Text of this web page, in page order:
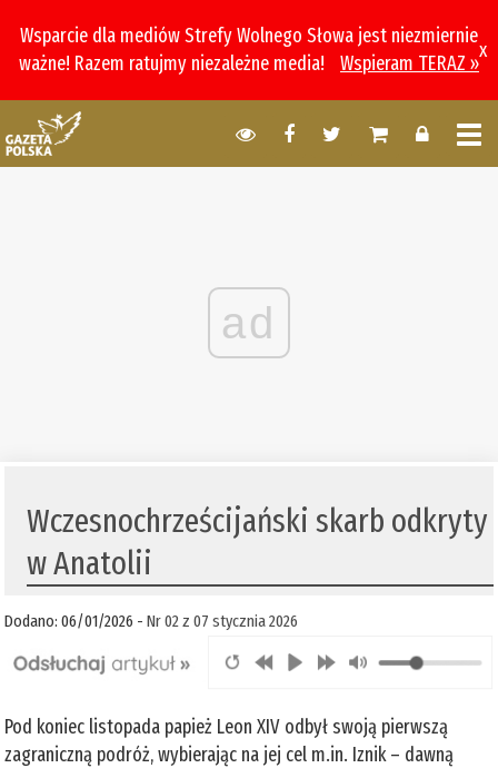
Wsparcie dla mediów Strefy Wolnego Słowa jest niezmiernie
ważne! Razem ratujmy niezależne media!
Wspieram TERAZ »
x
ad
Wczesnochrześcijański skarb odkryty
w Anatolii
Dodano: 06/01/2026 -Nr 02 z 07 stycznia 2026
Pod koniec listopada papież Leon XIV odbył swoją pierwszą
zagraniczną podróż, wybierając na jej cel m.in. Iznik – dawną